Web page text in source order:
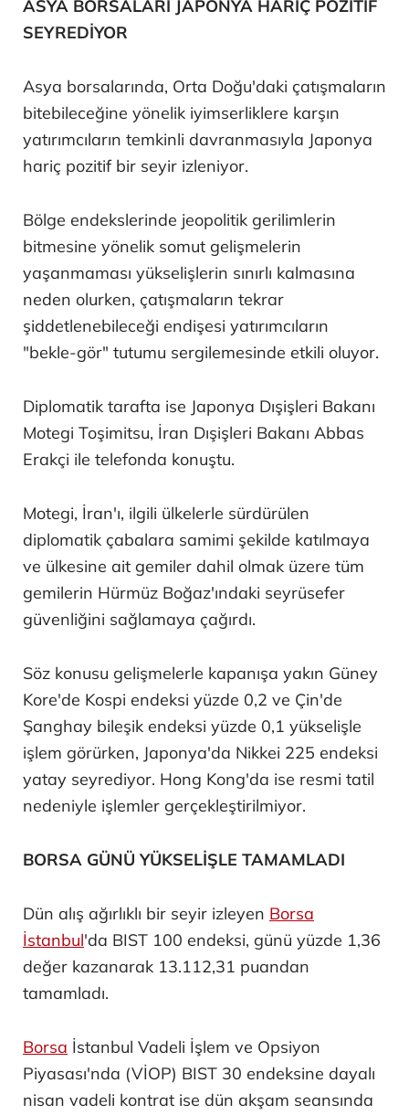
ASYA BORSALARI JAPONYA HARİÇ POZİTİF
SEYREDİYOR
Asya borsalarında, Orta Doğu'daki çatışmaların
bitebileceğine yönelik iyimserliklere karşın
yatırımcıların temkinli davranmasıyla Japonya
hariç pozitif bir seyir izleniyor.
Bölge endekslerinde jeopolitik gerilimlerin
bitmesine yönelik somut gelişmelerin
yaşanmaması yükselişlerin sınırlı kalmasına
neden olurken, çatışmaların tekrar
şiddetlenebileceği endişesi yatırımcıların
"bekle-gör" tutumu sergilemesinde etkili oluyor.
Diplomatik tarafta ise Japonya Dışişleri Bakanı
Motegi Toşimitsu, İran Dışişleri Bakanı Abbas
Erakçi ile telefonda konuştu.
Motegi, İran'ı, ilgili ülkelerle sürdürülen
diplomatik çabalara samimi şekilde katılmaya
ve ülkesine ait gemiler dahil olmak üzere tüm
gemilerin Hürmüz Boğaz'ındaki seyrüsefer
güvenliğini sağlamaya çağırdı.
Söz konusu gelişmelerle kapanışa yakın Güney
Kore'de Kospi endeksi yüzde 0,2 ve Çin'de
Şanghay bileşik endeksi yüzde 0,1 yükselişle
işlem görürken, Japonya'da Nikkei 225 endeksi
yatay seyrediyor. Hong Kong'da ise resmi tatil
nedeniyle işlemler gerçekleştirilmiyor.
BORSA GÜNÜ YÜKSELİŞLE TAMAMLADI
Dün alış ağırlıklı bir seyir izleyen Borsa
İstanbul'da BIST 100 endeksi, günü yüzde 1,36
değer kazanarak 13.112,31 puandan
tamamladı.
Borsa İstanbul Vadeli İşlem ve Opsiyon
Piyasası'nda (VİOP) BIST 30 endeksine dayalı
nisan vadeli kontrat ise dün akşam seansında